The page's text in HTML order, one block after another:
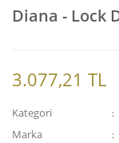
Diana - Lock
3.077,21 TL
Kategori
Marka